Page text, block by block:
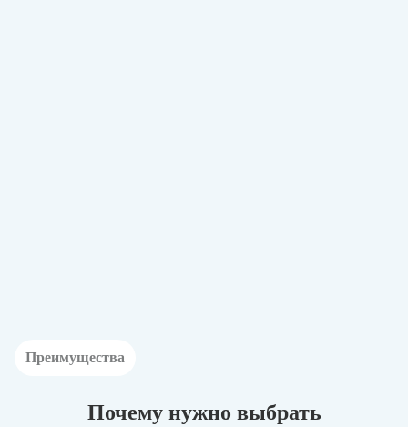
Преимущества
Почему нужно выбрать